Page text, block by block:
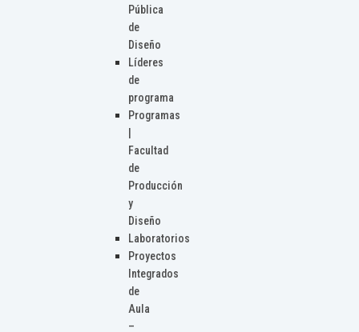
Pública
de
Diseño
Líderes
de
programa
Programas
Facultad
de
Producción
y
Diseño
Laboratorios
Proyectos
Integrados
de
Aula
–